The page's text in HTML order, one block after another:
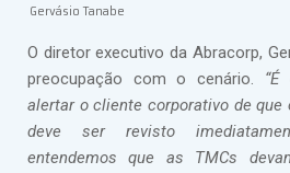
Gervásio Tanabe
O diretor executivo da Abracorp,
preocupação com o cenário.
alertar o cliente corporativo de que
deve ser revisto
entendemos que as TMCs